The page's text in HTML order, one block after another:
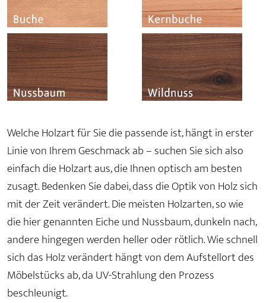
Welche Holzart für Sie die passende ist, hängt in erster
Linie von Ihrem Geschmack ab – suchen Sie sich also
einfach die Holzart aus, die Ihnen optisch am besten
zusagt. Bedenken Sie dabei, dass die Optik von Holz sich
mit der Zeit verändert. Die meisten Holzarten, so wie
die hier genannten Eiche und Nussbaum, dunkeln nach,
andere hingegen werden heller oder rötlich. Wie schnell
sich das Holz verändert hängt von dem Aufstellort des
Möbelstücks ab, da UV-Strahlung den Prozess
beschleunigt.